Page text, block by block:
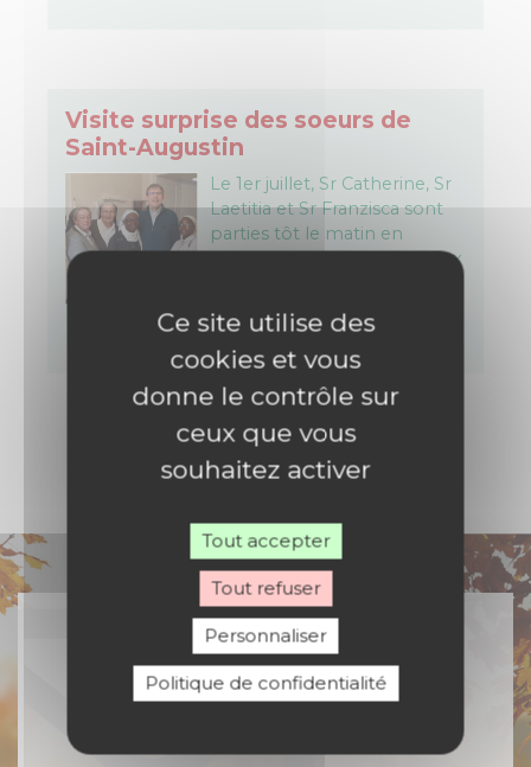
Visite surprise des soeurs de
Saint-Augustin
Le 1er juillet, Sr Catherine, Sr
Laetitia et Sr Franzisca sont
parties tôt le matin en
voiture pour rendre visite aux
offert quelques
désagréments…
Rejoignez-nous
Ce site utilise des
cookies et vous
donne le contrôle sur
ceux que vous
souhaitez activer
Tout accepter
Tout refuser
Personnaliser
Politique de confidentialité